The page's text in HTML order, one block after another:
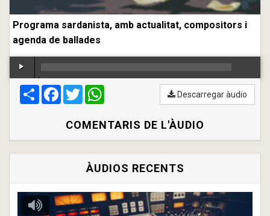
Programa sardanista, amb actualitat, compositors i
agenda de ballades
00:00/ 00:00
CompartirFacebook
Twitter Descarregar àudio
COMENTARIS DE L'ÀUDIO
ÀUDIOS RECENTS